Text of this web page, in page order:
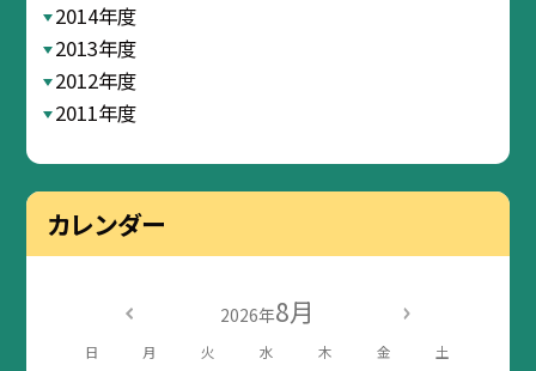
2014年度
2013年度
2012年度
2011年度
カレンダー
2026年8月
日 月 火 水 木 金 土